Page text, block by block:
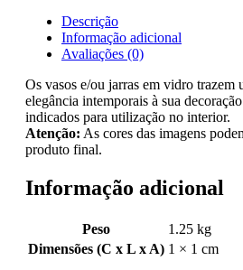
Descrição
Informação adicional
Avaliações (0)
Os vasos e/ou jarras em vidro trazem
elegância intemporais à sua
indicados para utilização no interior.
Atenção: As cores das imagens
produto final.
Informação adicional
Peso
1.25 kg
Dimensões (C x L x A) 1 × 1 cm